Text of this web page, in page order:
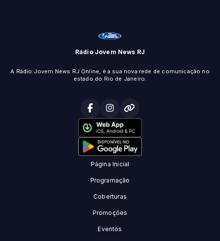
Rádio Jovem News RJ
A Rádio Jovem News RJ Online, é a sua nova rede de comunicação no
estado do Rio de Janeiro.
Página Inicial
Programação
Coberturas
Promoções
Eventos